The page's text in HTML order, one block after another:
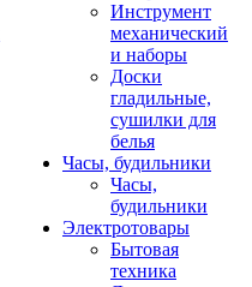
Инструмент
механический
и наборы
Доски
гладильные,
сушилки для
белья
Часы, будильники
Часы,
будильники
Электротовары
Бытовая
техника